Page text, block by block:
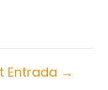
Entrada →